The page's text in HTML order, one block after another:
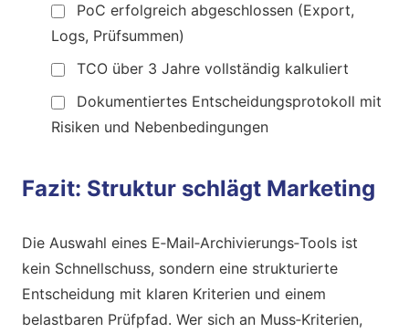
PoC erfolgreich abgeschlossen (Export,
Logs, Prüfsummen)
TCO über 3 Jahre vollständig kalkuliert
Dokumentiertes Entscheidungsprotokoll mit
Risiken und Nebenbedingungen
Fazit: Struktur schlägt Marketing
Die Auswahl eines E‑Mail‑Archivierungs‑Tools ist
kein Schnellschuss, sondern eine strukturierte
Entscheidung mit klaren Kriterien und einem
belastbaren Prüfpfad. Wer sich an Muss‑Kriterien,